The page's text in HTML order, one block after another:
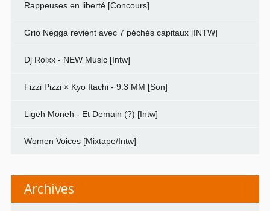
Rappeuses en liberté [Concours]
Grio Negga revient avec 7 péchés capitaux [INTW]
Dj Rolxx - NEW Music [Intw]
Fizzi Pizzi × Kyo Itachi - 9.3 MM [Son]
Ligeh Moneh - Et Demain (?) [Intw]
Women Voices [Mixtape/Intw]
Archives